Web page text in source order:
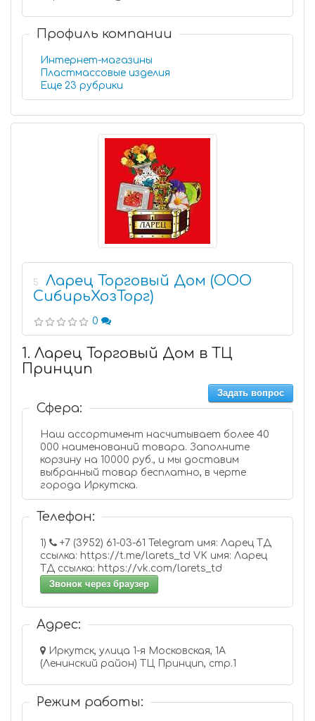
Профиль компании
Интернет-магазины
Пластмассовые изделия
Еще 23 рубрики
5
Ларец Торговый Дом (ООО
СибирьХозТорг)
0
1. Ларец Торговый Дом в ТЦ
Принцип
Задать вопрос
Сфера:
Наш ассортимент насчитывает более 40
000 наименований товара. Заполните
корзину на 10000 руб., и мы доставим
выбранный товар бесплатно, в черте
города Иркутска.
Телефон:
1)
ссылка: https://t.me/larets_td VK имя: Ларец
ТД ссылка: https://vk.com/larets_td
Звонок через браузер
Адрес:
Иркутск, улица 1-я Московская, 1А
(Ленинский район) ТЦ Принцип, стр.1
Режим работы: